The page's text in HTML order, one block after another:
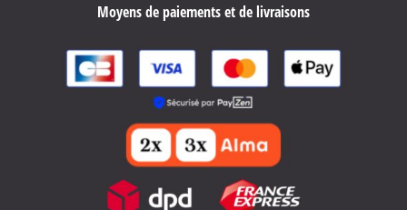
Moyens de paiements et de livraisons